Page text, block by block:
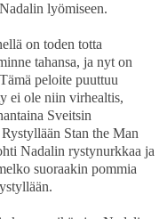
lyömiseen.
on toden totta
tahansa, ja nyt on
peloite puuttuu
ei ole niin virhealtis,
Sveitsin
Stan the Man
Nadalin rystynurkkaa ja
suoraakin pommia